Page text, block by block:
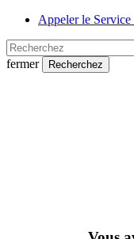
Skip
main
content
Appeler le
fermer
Recherchez